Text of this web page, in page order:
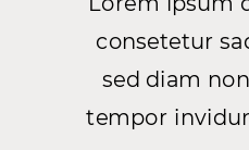
consetetur
sed diam
tempor